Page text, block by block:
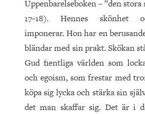
Uppenbarelseboken – ”den
17–18). Hennes skönhet
imponerar. Hon har en
bländar med sin prakt. Skökan
Gud fientliga världen som
och egoism, som frestar med
köpa sig lycka och stärka sin
det man skaffar sig. Det är i